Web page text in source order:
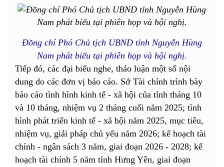
Đồng chí Phó Chủ tịch UBND tỉnh Nguyễn Hùng
Nam phát biểu tại phiên họp và hội nghị.
Tiếp đó, các đại biểu nghe, thảo luận một số nội
dung do các đơn vị báo cáo. Sở Tài chính trình bày
báo cáo tình hình kinh tế - xã hội của tỉnh tháng 10
và 10 tháng, nhiệm vụ 2 tháng cuối năm 2025; tình
hình phát triển kinh tế - xã hội năm 2025, mục tiêu,
nhiệm vụ, giải pháp chủ yếu năm 2026; kế hoạch tài
chính - ngân sách 3 năm, giai đoạn 2026 - 2028; kế
hoạch tài chính 5 năm tỉnh Hưng Yên, giai đoạn